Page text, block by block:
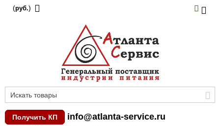
(руб.)
Получить КП info@atlanta-service.ru